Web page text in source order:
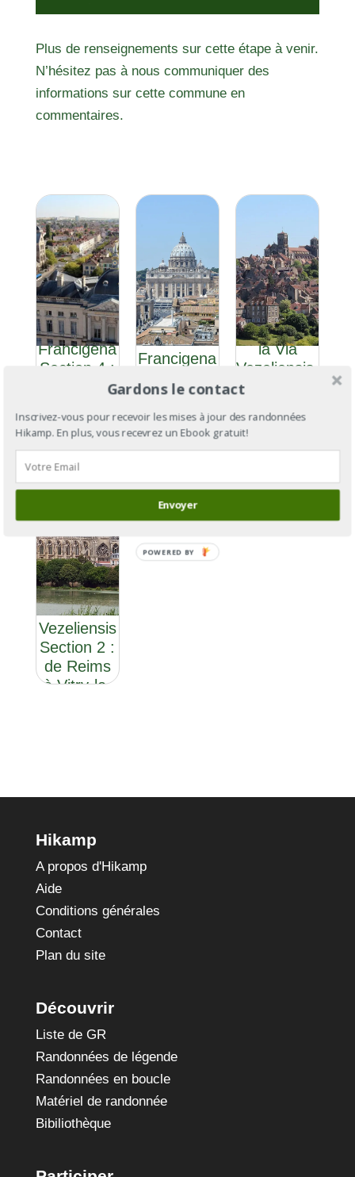
Plus de renseignements sur cette étape à venir.
N’hésitez pas à nous communiquer des
informations sur cette commune en
commentaires.
Via
Francigena
Section 4 :
de Reims
Aube
Via
Francigena
Cantorbéry
à Rome
GR®654 :
la Via
Vezeliensis,
de Brûly à
Palais
GR®654 :
la Via
Vezeliensis
Section 2 :
de Reims
à Vitry-le-
Hikamp
A propos d'Hikamp
Aide
Conditions générales
Contact
Plan du site
Découvrir
Liste de GR
Randonnées de légende
Randonnées en boucle
Matériel de randonnée
Bibiliothèque
Gardons le contact
Inscrivez-vous pour recevoir les mises à jour des randonnées
Hikamp. En plus, vous recevrez un Ebook gratuit!
Envoyer
POWERED BY